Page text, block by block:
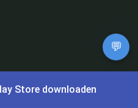
💬
Store downloaden